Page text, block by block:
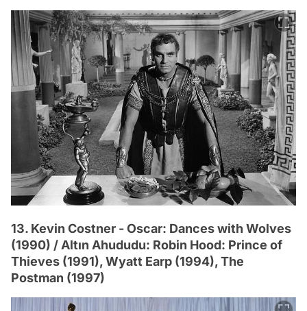
13. Kevin Costner - Oscar: Dances with Wolves
(1990) / Altın Ahududu: Robin Hood: Prince of
Thieves (1991), Wyatt Earp (1994), The
Postman (1997)